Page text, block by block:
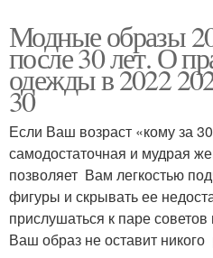
Модные образы
после 30 лет. О
одежды в 2022
30
Если Ваш возраст «кому за
самодостаточная и мудрая
позволяет Вам легкостью
фигуры и скрывать ее
прислушаться к паре
Ваш образ не оставит